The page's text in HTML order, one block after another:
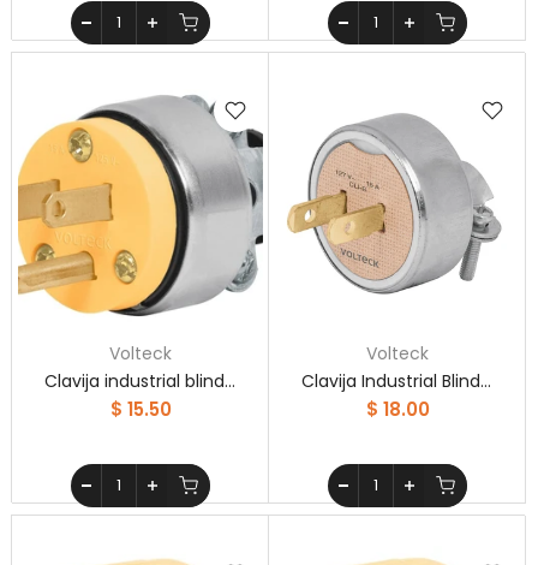
Volteck
Clavija industrial blindada aterrizada, 2 polos+tierra
$ 15.50
Volteck
Clavija Industrial Blindada Sin Tierra Volteck
$ 18.00